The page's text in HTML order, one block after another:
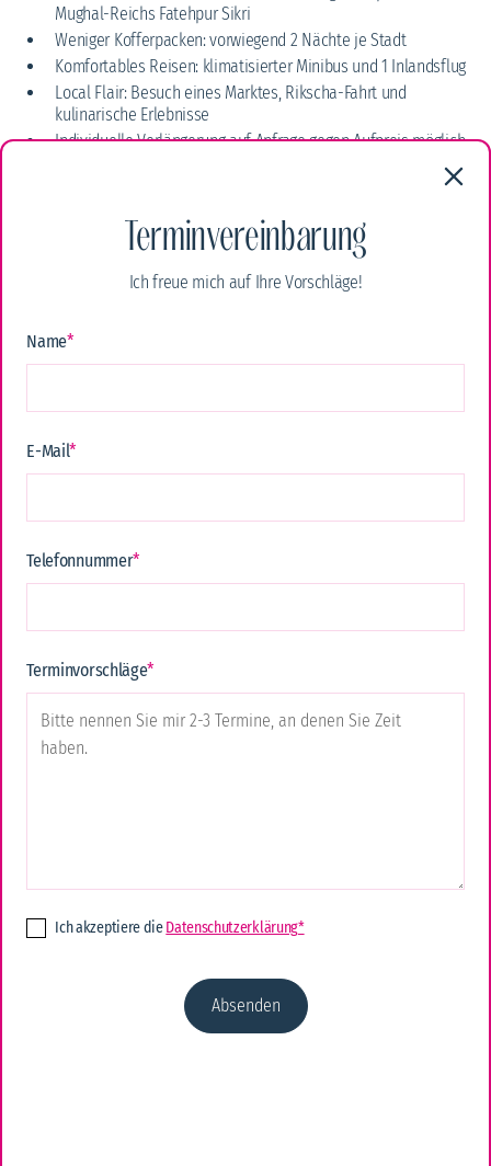
Mughal-Reichs Fatehpur Sikri
Weniger Kofferpacken: vorwiegend 2 Nächte je Stadt
Komfortables Reisen: klimatisierter Minibus und 1 Inlandsflug
Local Flair: Besuch eines Marktes, Rikscha-Fahrt und
kulinarische Erlebnisse
Individuelle Verlängerung auf Anfrage gegen Aufpreis möglich
Alle Details zur Reise
Terminvereinbarung
Ich freue mich auf Ihre Vorschläge!
Name*
E-Mail*
Telefonnummer*
Terminvorschläge*
Ich akzeptiere dieDatenschutzerklärung*